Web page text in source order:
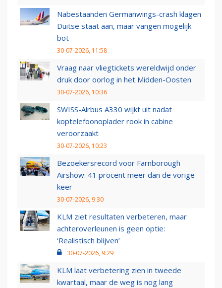
Nabestaanden Germanwings-crash klagen
Duitse staat aan, maar vangen mogelijk
bot
30-07-2026, 11:58
Vraag naar vliegtickets wereldwijd onder
druk door oorlog in het Midden-Oosten
30-07-2026, 10:36
SWISS-Airbus A330 wijkt uit nadat
koptelefoonoplader rook in cabine
veroorzaakt
30-07-2026, 10:23
Bezoekersrecord voor Farnborough
Airshow: 41 procent meer dan de vorige
keer
30-07-2026, 9:30
KLM ziet resultaten verbeteren, maar
achteroverleunen is geen optie:
‘Realistisch blijven’
30-07-2026, 9:29
KLM laat verbetering zien in tweede
kwartaal, maar de weg is nog lang